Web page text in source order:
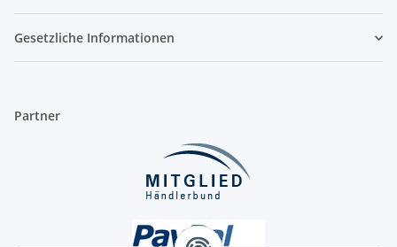
Gesetzliche Informationen
Partner